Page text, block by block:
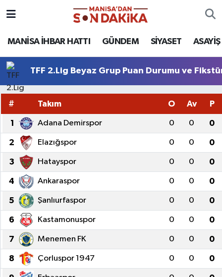
MANİSA İHBAR HATTI GÜNDEM SİYASET ASAYİŞ
TFF 2.Lig Beyaz Grup Puan Durumu ve
# Takım O Av P
1 Adana Demirspor 0 0 0
2 Elazığspor 0 0 0
3 Hatayspor 0 0 0
4 Ankaraspor 0 0 0
5 Şanlıurfaspor 0 0 0
6 Kastamonuspor 0 0 0
7 Menemen FK 0 0 0
8 Çorluspor 1947 0 0 0
ASAYİŞ
KÜLTÜR-SANAT
MAGAZİN
MANİSA'DA TRAFİK
SİYASET
SPOR
YAŞAM
GİZLİLİK SÖZLEŞMESİ
İLETİŞİM
Hava Durumu
Puan Durumu ve Fikstür
Tüm Manşetler
Son Dakika Haberleri
Haber Arşivi